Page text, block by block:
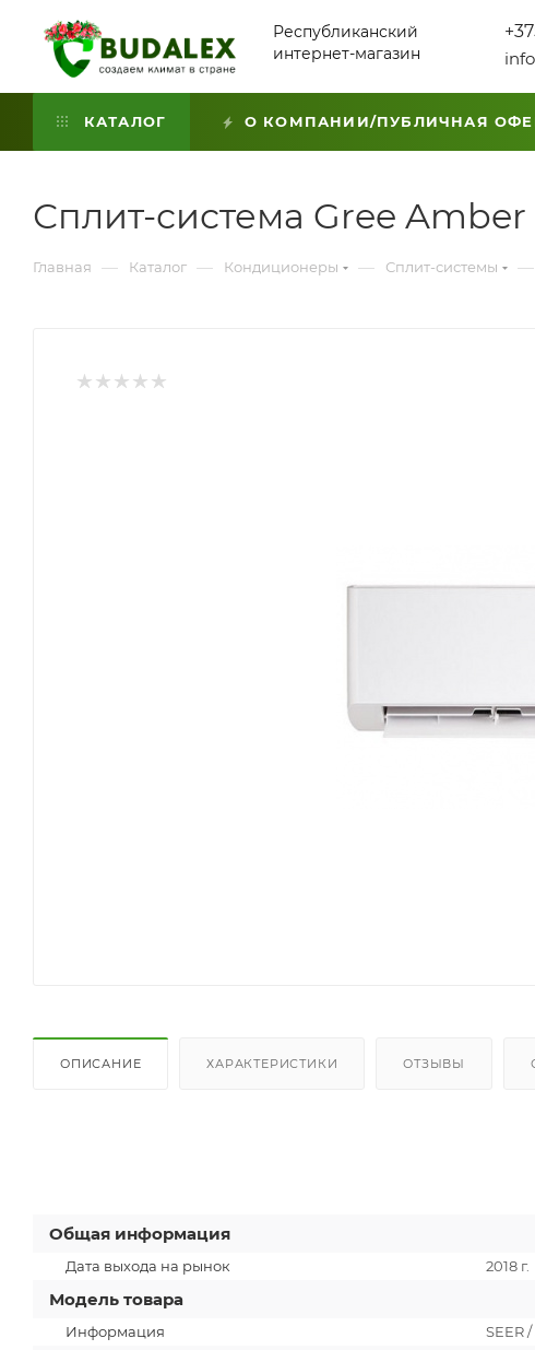
Республиканский
интернет-магазин
КАТАЛОГ О КОМПАНИИ/ПУБЛИЧНАЯ
Сплит-система Gree Amber
Главная — Каталог — Кондиционеры — Сплит-системы —
ОПИСАНИЕ ХАРАКТЕРИСТИКИ ОТЗЫВЫ
Общая информация
Дата выхода на рынок 2018 г.
Модель товара
Информация SEER